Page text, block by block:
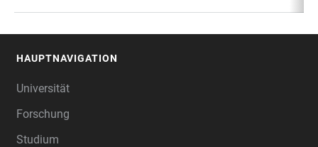
HAUPTNAVIGATION
Universität
Forschung
Studium